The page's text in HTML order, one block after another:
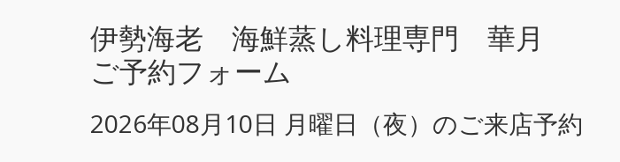
伊勢海老 海鮮蒸し料理専門 華月
ご予約フォーム
2026年08月10日 月曜日（夜）のご来店予約